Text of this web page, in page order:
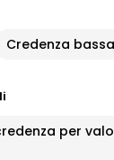
Credenza bassa
per